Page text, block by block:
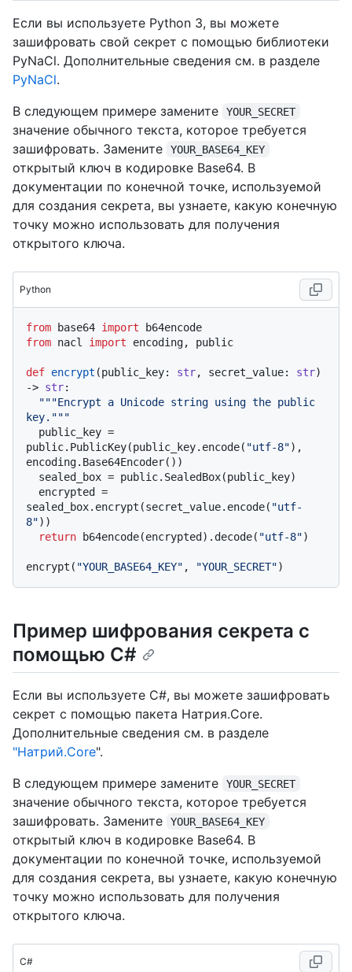
Если вы используете Python 3, вы можете
зашифровать свой секрет с помощью библиотеки
PyNaCl. Дополнительные сведения см. в разделе
PyNaCl.
В следующем примере замените
YOUR_SECRET
значение обычного текста, которое требуется
зашифровать. Замените
YOUR_BASE64_KEY
открытый ключ в кодировке Base64. В
документации по конечной точке, используемой
для создания секрета, вы узнаете, какую конечную
точку можно использовать для получения
открытого ключа.
Python
from base64 import
from nacl import encoding, public
def encrypt (public_key: str, secret_value: str)
-> str:
"""Encrypt a Unicode string using the public
key."""
public.PublicKey(public_key.encode( "utf-8"),
encoding.Base64Encoder())
sealed_box.encrypt(secret_value.encode( "utf-
8"))
return b64encode(encrypted).decode( "utf-8")
encrypt( "YOUR_BASE64_KEY" , "YOUR_SECRET"
Пример шифрования секрета с
помощью C#
Если вы используете C#, вы можете зашифровать
секрет с помощью пакета Натрия.Core.
Дополнительные сведения см. в разделе
"Натрий.Core".
В следующем примере замените
YOUR_SECRET
значение обычного текста, которое требуется
зашифровать. Замените
YOUR_BASE64_KEY
открытый ключ в кодировке Base64. В
документации по конечной точке, используемой
для создания секрета, вы узнаете, какую конечную
точку можно использовать для получения
открытого ключа.
C#